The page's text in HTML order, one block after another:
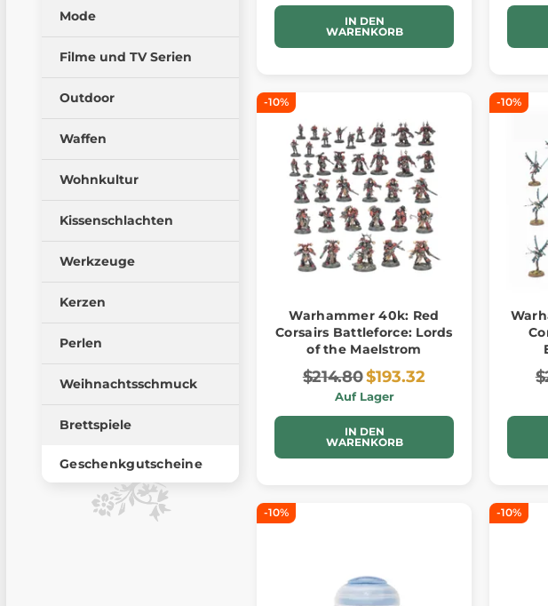
Mode
Filme und TV Serien
Outdoor
Waffen
Wohnkultur
Kissenschlachten
Werkzeuge
Kerzen
Perlen
Weihnachtsschmuck
Brettspiele
Geschenkgutscheine
IN DEN
WARENKORB
-10%
Warhammer 40k: Red
Corsairs Battleforce: Lords
of the Maelstrom
$214.80$193.32
Auf Lager
IN DEN
WARENKORB
-10%
-10% -10%